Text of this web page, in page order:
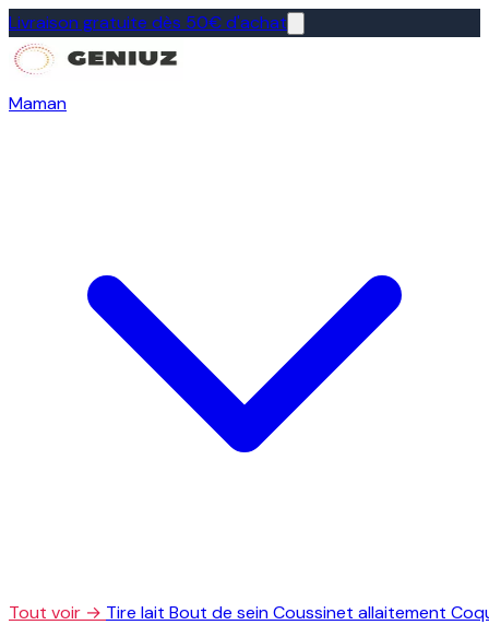
Livraison gratuite dès 50€ d'achat
Maman
Tout voir → Tire lait Bout de seinCoussinet allaitement